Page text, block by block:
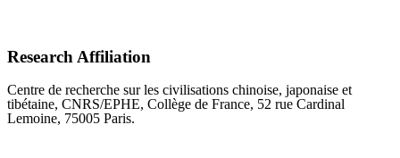
Research Affiliation
Centre de recherche sur les civilisations chinoise, japonaise et
tibétaine, CNRS/EPHE, Collège de France, 52 rue Cardinal
Lemoine, 75005 Paris.